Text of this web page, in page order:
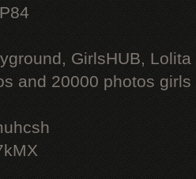
GirlsHUB, Lolita
and 20000 photos